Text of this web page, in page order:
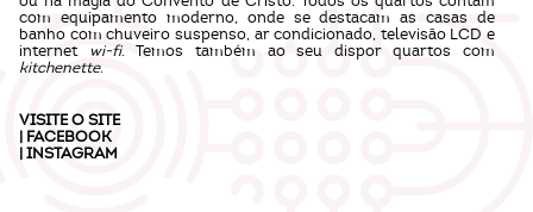
com equipamento moderno, onde se destacam as casas de
banho com chuveiro suspenso, ar condicionado, televisão LCD e
internet
wi-fi. Temos também ao seu dispor quartos com
kitchenette.
VISITE OSITE
| FACEBOOK
|INSTAGRAM